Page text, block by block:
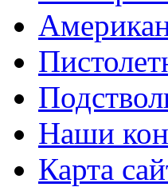
Наши
Карта